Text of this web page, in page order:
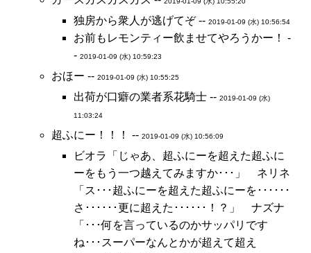
独房から衆人が逃げてぞ -- 2019-01-09 (水) 10:56:54
お前もレモンティー飲ませてやろうかー！ -
- 2019-01-09 (水) 10:59:23
おほー -- 2019-01-09 (水) 10:55:25
出荷が口癖の業者系花騎士 -- 2019-01-09 (水)
11:03:24
超ふにー！！！ -- 2019-01-09 (水) 10:56:09
ビオラ「じゃあ、超ふにーを超えた超ふに
ーをもう一つ越えてみますか･･･」 ネリネ
「ス･･･超ふにーを超えた超ふにーを･･････
さ･･････更に超えた･･････！？」 ナズナ
「･･･何を言っているのかサッパリです
ね･･･スーパーなんとかが超えて超え